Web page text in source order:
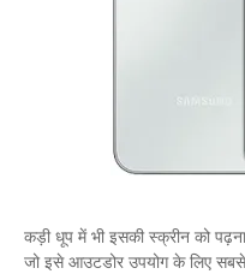
​कड़ी धूप में भी इसकी स्क्रीन को
जो इसे आउटडोर उपयोग के लिए